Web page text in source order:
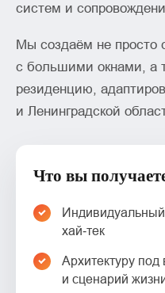
систем и
Мы создаём не просто
с большими окнами, а
резиденцию,
и Ленинградской
Что вы
хай‑тек
Архитектуру
и сценарий